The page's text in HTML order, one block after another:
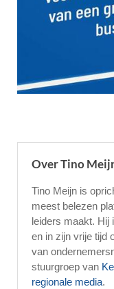
Over Tino
Tino Meijn is
meest belezen
leiders maakt. Hij
en in zijn vrije tijd
van
stuurgroep van
regionale media.